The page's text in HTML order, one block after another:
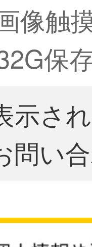
像触
保
示さ
問い